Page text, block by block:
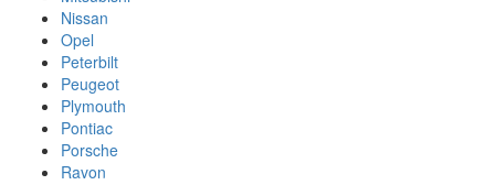
Nissan
Opel
Peterbilt
Peugeot
Plymouth
Pontiac
Porsche
Ravon